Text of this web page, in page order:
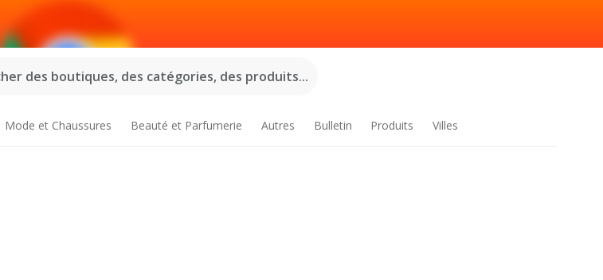
des boutiques, des catégories, des produits...
Mode et Chaussures Beauté et Parfumerie Autres Bulletin Produits Villes